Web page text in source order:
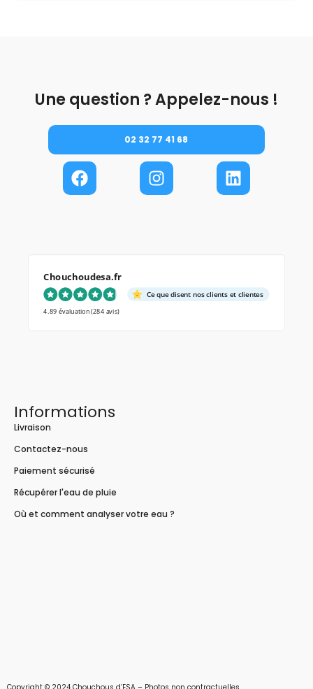
Une question ? Appelez-nous !
02 32 77 41 68
Chouchoudesa.fr
Ce que disent nos clients et clientes
4.89 évaluation(284 avis)
Informations
Livraison
Contactez-nous
Paiement sécurisé
Récupérer l'eau de pluie
Où et comment analyser votre eau ?